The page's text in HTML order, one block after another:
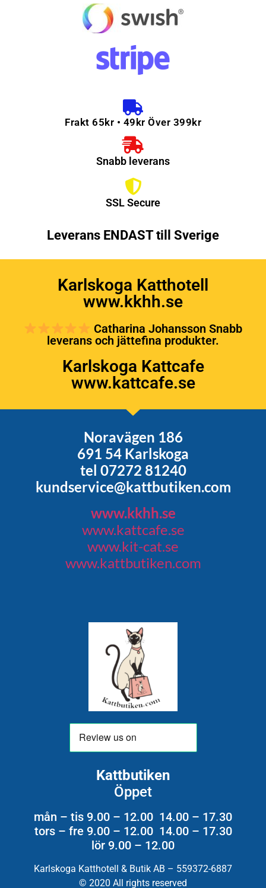
Frakt 65kr • 49kr Över 399kr
Snabb leverans
SSL Secure
Leverans ENDAST till Sverige
Karlskoga Katthotell
www.kkhh.se
Catharina Johansson Snabb
leverans och jättefina produkter.
Karlskoga Kattcafe
www.kattcafe.se
Noravägen 186
691 54 Karlskoga
tel 07272 81240
kundservice@kattbutiken.com
www.kkhh.se
www.kattcafe.se
www.kit-cat.se
www.kattbutiken.com
Kattbutiken
Öppet
mån – tis 9.00 – 12.00 14.00 – 17.30
tors – fre 9.00 – 12.00 14.00 – 17.30
lör 9.00 – 12.00
Karlskoga Katthotell & Butik AB – 559372-6887
© 2020 All rights reserved